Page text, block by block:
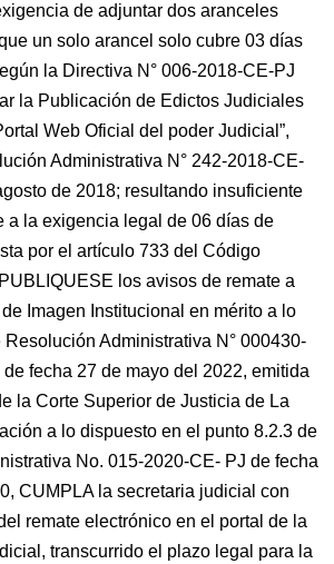
de adjuntar dos aranceles
un solo arancel solo cubre 03 días
la Directiva N° 006-2018-CE-PJ
la Publicación de Edictos Judiciales
Web Oficial del poder Judicial”,
Administrativa N° 242-2018-CE-
de 2018; resultando insuficiente
a la exigencia legal de 06 días de
por el artículo 733 del Código
los avisos de remate a
Imagen Institucional en mérito a lo
Administrativa N° 000430-
fecha 27 de mayo del 2022, emitida
la Corte Superior de Justicia de La
a lo dispuesto en el punto 8.2.3 de
No. 015-2020-CE- PJ de fecha
CUMPLA la secretaria judicial con
remate electrónico en el portal de la
transcurrido el plazo legal para la